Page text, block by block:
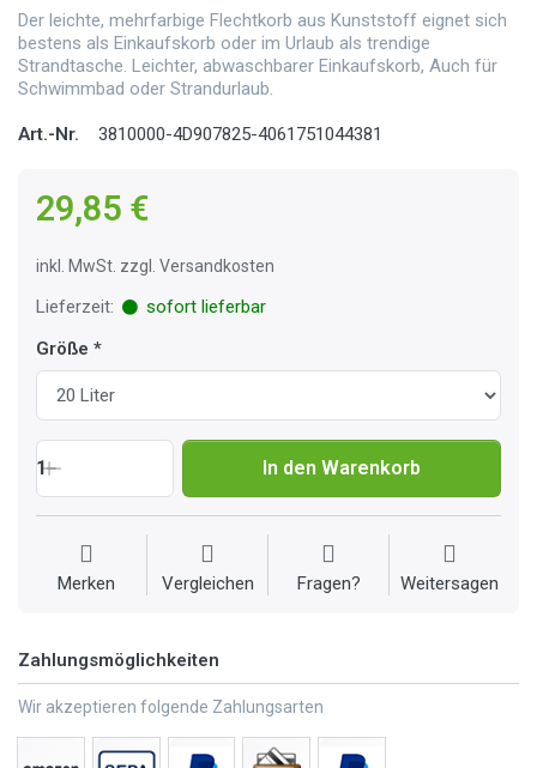
Der leichte, mehrfarbige Flechtkorb aus Kunststoff eignet sich
bestens als Einkaufskorb oder im Urlaub als trendige
Strandtasche. Leichter, abwaschbarer Einkaufskorb, Auch für
Schwimmbad oder Strandurlaub.
Art.-Nr. 3810000-4D907825-4061751044381
29,85 €
inkl. MwSt. zzgl. Versandkosten
Lieferzeit:
sofort lieferbar
Größe
1 In den Warenkorb
Merken Vergleichen Fragen? Weitersagen
Zahlungsmöglichkeiten
Wir akzeptieren folgende Zahlungsarten